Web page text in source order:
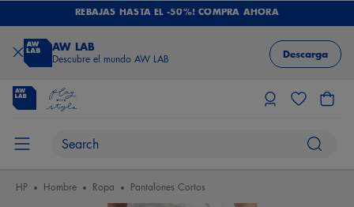
REBAJAS HASTA EL -50%! COMPRA AHORA
AW LAB
Descubre el mundo AW LAB Descarga
HP Hombre Ropa Pantalones Cortos